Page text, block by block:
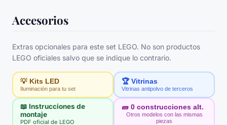
Accesorios
Extras opcionales para este set LEGO. No son productos
LEGO oficiales salvo que se indique lo contrario.
💡 Kits LED
Iluminación para tu set
🏆 Vitrinas
Vitrinas antipolvo de terceros
📖 Instrucciones de
montaje
PDF oficial de LEGO
🧱 0 construcciones alt.
Otros modelos con las mismas
piezas